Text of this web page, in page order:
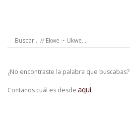
¿No encontraste la palabra que buscabas?
Contanos cuál es desde aquí